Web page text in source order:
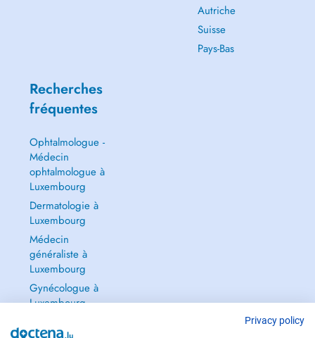
Autriche
Suisse
Pays-Bas
Recherches
fréquentes
Ophtalmologue -
Médecin
ophtalmologue à
Luxembourg
Dermatologie à
Luxembourg
Médecin
généraliste à
Luxembourg
Gynécologue à
Luxembourg
Privacy policy